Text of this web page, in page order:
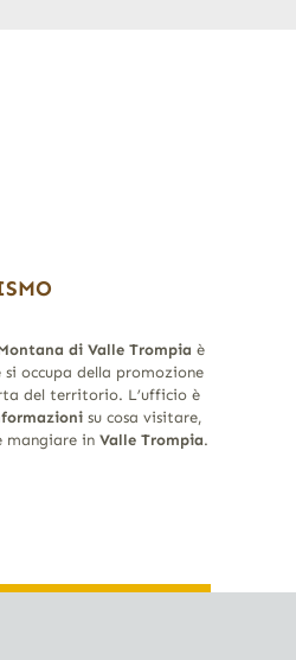
di Valle Trompia è
si occupa della promozione
del territorio. L’ufficio è
su cosa visitare,
mangiare in Valle Trompia.